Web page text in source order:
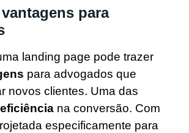
para
landing page pode trazer
para advogados que
novos clientes. Uma das
eficiência na conversão. Com
especificamente para